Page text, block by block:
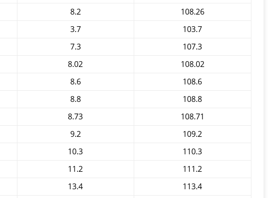
8.2
108.26
3.7
103.7
7.3
107.3
8.02
108.02
8.6
108.6
8.8
108.8
8.73
108.71
9.2
109.2
10.3
110.3
11.2
111.2
13.4
113.4